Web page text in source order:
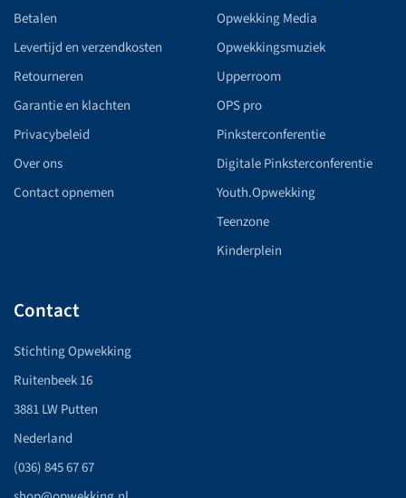
Betalen
Levertijd en verzendkosten
Retourneren
Garantie en klachten
Privacybeleid
Over ons
Contact opnemen
Opwekking Media
Opwekkingsmuziek
Upperroom
OPS pro
Pinksterconferentie
Digitale Pinksterconferentie
Youth.Opwekking
Teenzone
Kinderplein
Contact
Stichting Opwekking
Ruitenbeek 16
3881 LW Putten
Nederland
(036) 845 67 67